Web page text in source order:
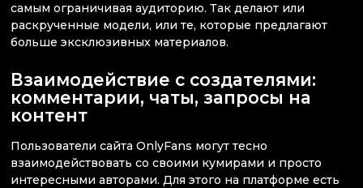
самым ограничивая аудиторию. Так делают или
раскрученные модели, или те, которые предлагают
больше эксклюзивных материалов.
Взаимодействие с создателями:
комментарии, чаты, запросы на
контент
Пользователи сайта OnlyFans могут тесно
взаимодействовать со своими кумирами и просто
интересными авторами. Для этого на платформе есть